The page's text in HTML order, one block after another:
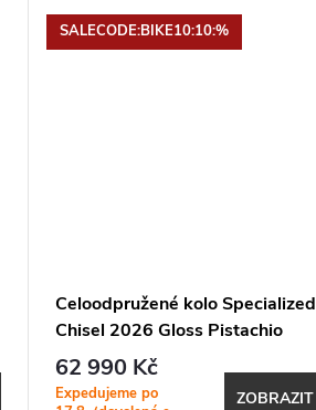
Attendant (120...
SALECODE:BIKE10:10:%
Celoodpružené kolo Specialized
Chisel 2026 Gloss Pistachio
62 990 Kč
Expedujeme po
ZOBRAZIT